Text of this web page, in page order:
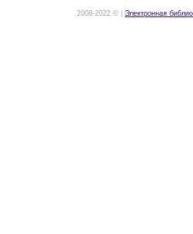
2008-2022 © | Электронная